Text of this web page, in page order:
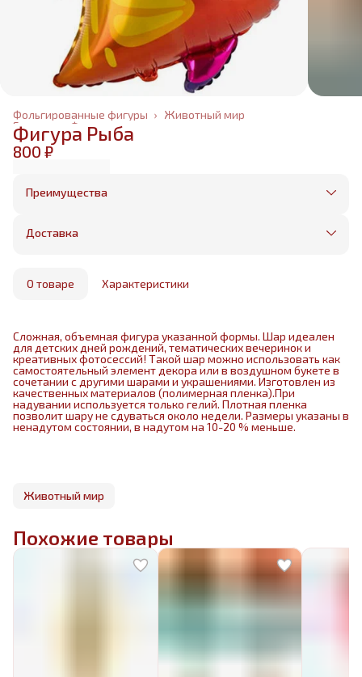
Животный мир
Фольгированные фигуры ›
Фольгированные шары
Главная
Фигура Рыба
800 ₽
Преимущества
Оплата частями в Сплит
Бесплатная доставка в пределах КАД
маркетплейса
Доставка
О товаре Характеристики
Сложная, объемная фигура указанной формы. Шар идеален
для детских дней рождений, тематических вечеринок и
креативных фотосессий! Такой шар можно использовать как
самостоятельный элемент декора или в воздушном букете в
сочетании с другими шарами и украшениями. Изготовлен из
качественных материалов (полимерная пленка).При
надувании используется только гелий. Плотная пленка
позволит шару не сдуваться около недели. Размеры указаны в
ненадутом состоянии, в надутом на 10-20 % меньше.
Животный мир
Похожие товары